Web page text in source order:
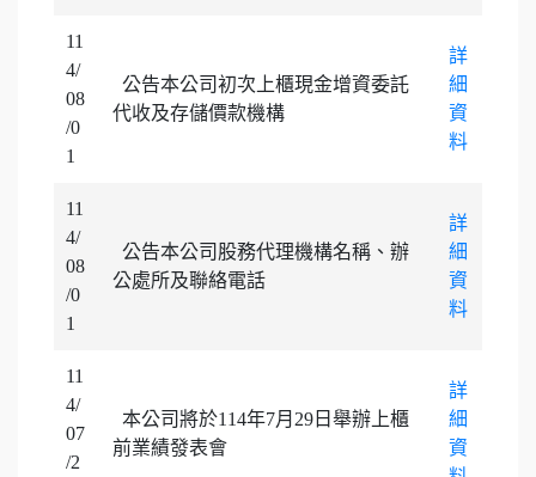
11
4/
08
/0
1
公告本公司初次上櫃現金增資委託
代收及存儲價款機構
詳
細
資
料
11
4/
08
/0
1
公告本公司股務代理機構名稱、辦
公處所及聯絡電話
詳
細
資
料
11
4/
07
/2
本公司將於114年7月29日舉辦上櫃
前業績發表會
詳
細
資